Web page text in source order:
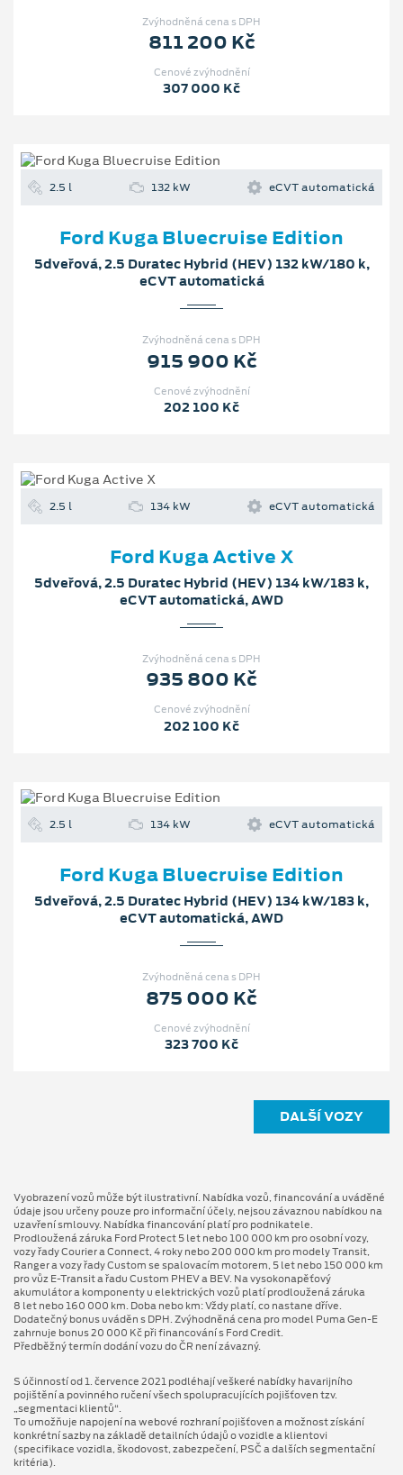
Zvýhodněná cena s DPH
811 200 Kč
Cenové zvýhodnění
307 000 Kč
2.5 l 132 kW eCVT automatická
Ford Kuga Bluecruise Edition
5dveřová, 2.5 Duratec Hybrid (HEV) 132 kW/180 k,
eCVT automatická
Zvýhodněná cena s DPH
915 900 Kč
Cenové zvýhodnění
202 100 Kč
2.5 l 134 kW eCVT automatická
Ford Kuga Active X
5dveřová, 2.5 Duratec Hybrid (HEV) 134 kW/183 k,
eCVT automatická, AWD
Zvýhodněná cena s DPH
935 800 Kč
Cenové zvýhodnění
202 100 Kč
2.5 l 134 kW eCVT automatická
Ford Kuga Bluecruise Edition
5dveřová, 2.5 Duratec Hybrid (HEV) 134 kW/183 k,
eCVT automatická, AWD
Zvýhodněná cena s DPH
875 000 Kč
Cenové zvýhodnění
323 700 Kč
DALŠÍ VOZY
Vyobrazení vozů může být ilustrativní. Nabídka vozů, financování a uváděné
údaje jsou určeny pouze pro informační účely, nejsou závaznou nabídkou na
uzavření smlouvy. Nabídka financování platí pro podnikatele.
Prodloužená záruka Ford Protect 5 let nebo 100 000 km pro osobní vozy,
vozy řady Courier a Connect, 4 roky nebo 200 000 km pro modely Transit,
Ranger a vozy řady Custom se spalovacím motorem, 5 let nebo 150 000 km
pro vůz E-Transit a řadu Custom PHEV a BEV. Na vysokonapěťový
akumulátor a komponenty u elektrických vozů platí prodloužená záruka
8 let nebo 160 000 km. Doba nebo km: Vždy platí, co nastane dříve.
Dodatečný bonus uváděn s DPH. Zvýhodněná cena pro model Puma Gen⁠-⁠E
zahrnuje bonus 20 000 Kč při financování s Ford Credit.
Předběžný termín dodání vozu do ČR není závazný.
S účinností od 1. července 2021 podléhají veškeré nabídky havarijního
pojištění a povinného ručení všech spolupracujících pojišťoven tzv.
„segmentaci klientů“.
To umožňuje napojení na webové rozhraní pojišťoven a možnost získání
konkrétní sazby na základě detailních údajů o vozidle a klientovi
(specifikace vozidla, škodovost, zabezpečení, PSČ a dalších segmentační
kritéria).